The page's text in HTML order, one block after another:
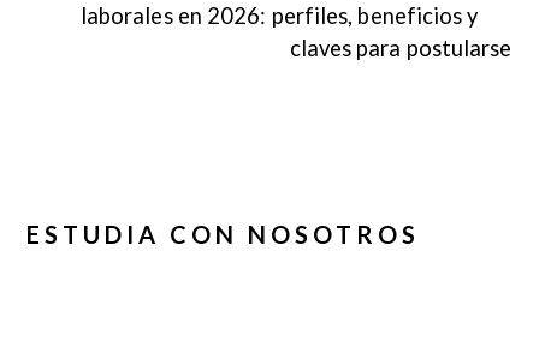
laborales en 2026: perfiles, beneficios y
claves para postularse
ESTUDIA CON NOSOTROS